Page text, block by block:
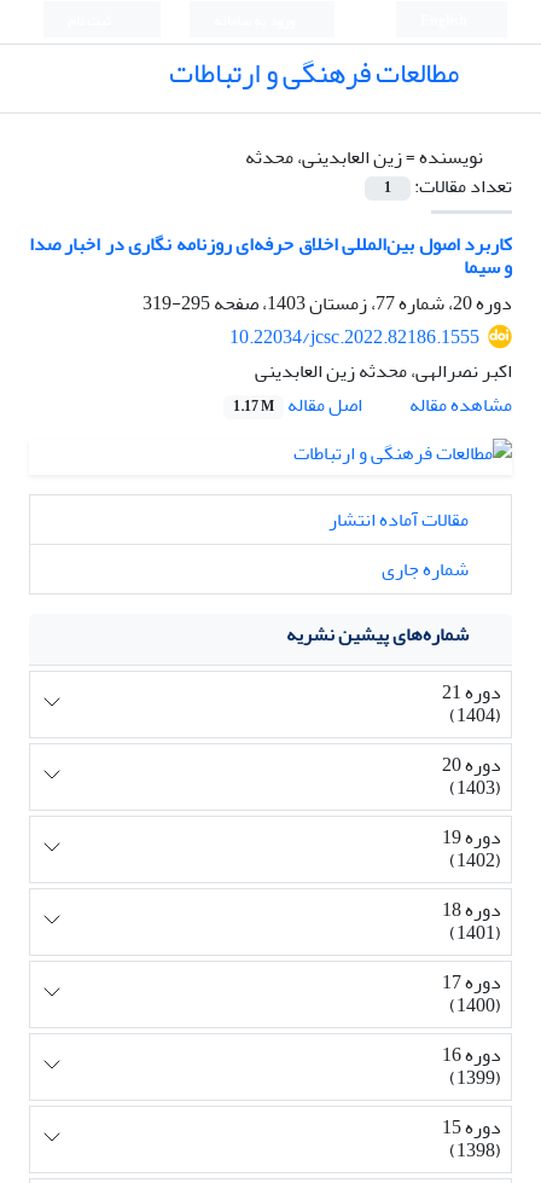
مطالعات فرهنگی و ارتباطات
نویسنده =زین العابدینی، محدثه
تعداد مقالات:
1
کاربرد اصول بین‌المللی اخلاق حرفه‌ای روزنامه نگاری در اخبار صدا
و سیما
دوره 20، شماره 77، زمستان 1403، صفحه
295-319
10.22034/jcsc.2022.82186.1555
اکبر نصرالهی، محدثه زین العابدینی
مشاهده مقاله
اصل مقاله 1.17 M
مقالات آماده انتشار
شماره جاری
شماره‌های پیشین نشریه
دوره 21
(1404)
دوره 20
(1403)
دوره 19
(1402)
دوره 18
(1401)
دوره 17
(1400)
دوره 16
(1399)
دوره 15
(1398)